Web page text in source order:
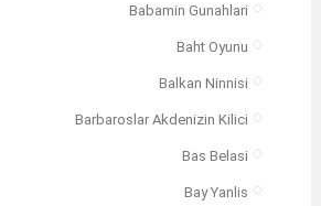
Babamin Gunahlari
Baht Oyunu
Balkan Ninnisi
Barbaroslar Akdenizin Kilici
Bas Belasi
Bay Yanlis